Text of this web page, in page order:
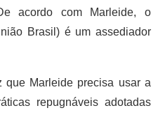
acordo com Marleide, o
Brasil) é um assediador
Marleide precisa usar a
repugnáveis adotadas